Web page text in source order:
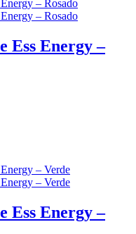
Ess Energy –
Ess Energy –